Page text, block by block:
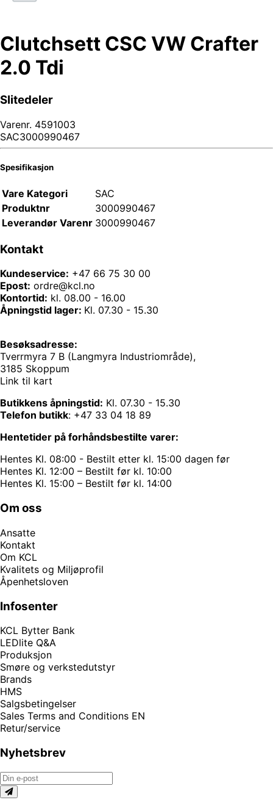
Clutchsett CSC VW Crafter
2.0 Tdi
Slitedeler
Varenr. 4591003
SAC3000990467
Spesifikasjon
Vare Kategori
SAC
Produktnr
3000990467
Leverandør Varenr 3000990467
Kontakt
Kundeservice: +47 66 75 30 00
Epost: ordre@kcl.no
Kontortid: kl. 08.00 - 16.00
Åpningstid lager: Kl. 07.30 - 15.30
Besøksadresse:
Tverrmyra 7 B (Langmyra Industriområde),
3185 Skoppum
Link til kart
Butikkens åpningstid: Kl. 07.30 - 15.30
Telefon butikk: +47 33 04 18 89
Hentetider på forhåndsbestilte varer:
Hentes Kl. 08:00 - Bestilt etter kl. 15:00 dagen før
Hentes Kl. 12:00 – Bestilt før kl. 10:00
Hentes Kl. 15:00 – Bestilt før kl. 14:00
Om oss
Ansatte
Kontakt
Om KCL
Kvalitets og Miljøprofil
Åpenhetsloven
Infosenter
KCL Bytter Bank
LEDlite Q&A
Produksjon
Smøre og verkstedutstyr
Brands
HMS
Salgsbetingelser
Sales Terms and Conditions EN
Retur/service
Nyhetsbrev